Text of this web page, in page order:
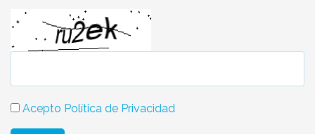
Acepto Política de Privacidad